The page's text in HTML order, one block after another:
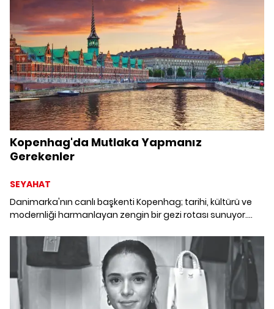
Kopenhag'da Mutlaka Yapmanız
Gerekenler
SEYAHAT
Danimarka'nın canlı başkenti Kopenhag; tarihi, kültürü ve
modernliği harmanlayan zengin bir gezi rotası sunuyor.
Kopenhag'daki favori duraklarını bildiriyor.